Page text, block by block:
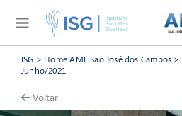
ISG > Home AME São José dos Campos >
Junho/2021
Voltar